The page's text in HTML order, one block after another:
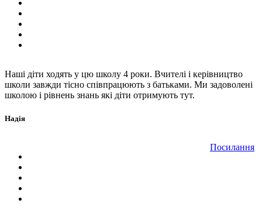
Наші діти ходять у цю школу 4 роки. Вчителі і керівництво
школи завжди тісно співпрацюють з батьками. Ми задоволені
школою і рівнень знань які діти отримують тут.
Надія
Посилання